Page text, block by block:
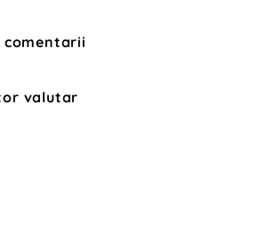
comentarii
valutar